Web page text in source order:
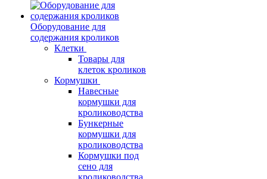
Оборудование для
содержания кроликов
Клетки
Товары для
клеток кроликов
Кормушки
Навесные
кормушки для
кролиководства
Бункерные
кормушки для
кролиководства
Кормушки под
сено для
кролиководства